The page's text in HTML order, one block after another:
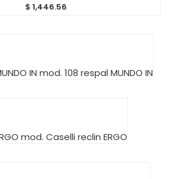
$ 1,446.56
IN mod. 108 respal MUNDO IN
mod. Caselli reclin ERGO